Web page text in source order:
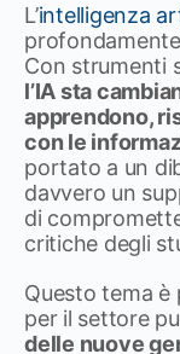
L’intelligenza
Con strumenti
l’IA sta
apprendono,
con le
portato a un
davvero un
di
critiche degli
Questo tema
per il settore
delle nuove